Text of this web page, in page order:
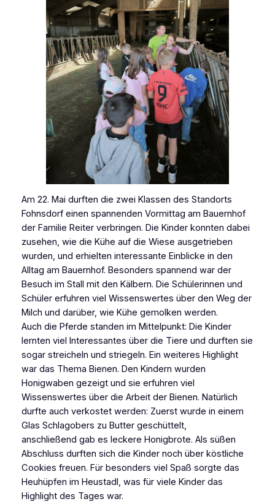
Am 22. Mai durften die zwei Klassen des Standorts
Fohnsdorf einen spannenden Vormittag am Bauernhof
der Familie Reiter verbringen. Die Kinder konnten dabei
zusehen, wie die Kühe auf die Wiese ausgetrieben
wurden, und erhielten interessante Einblicke in den
Alltag am Bauernhof. Besonders spannend war der
Besuch im Stall mit den Kälbern. Die Schülerinnen und
Schüler erfuhren viel Wissenswertes über den Weg der
Milch und darüber, wie Kühe gemolken werden.
Auch die Pferde standen im Mittelpunkt: Die Kinder
lernten viel Interessantes über die Tiere und durften sie
sogar streicheln und striegeln. Ein weiteres Highlight
war das Thema Bienen. Den Kindern wurden
Honigwaben gezeigt und sie erfuhren viel
Wissenswertes über die Arbeit der Bienen. Natürlich
durfte auch verkostet werden: Zuerst wurde in einem
Glas Schlagobers zu Butter geschüttelt,
anschließend gab es leckere Honigbrote. Als süßen
Abschluss durften sich die Kinder noch über köstliche
Cookies freuen. Für besonders viel Spaß sorgte das
Heuhüpfen im Heustadl, was für viele Kinder das
Highlight des Tages war.